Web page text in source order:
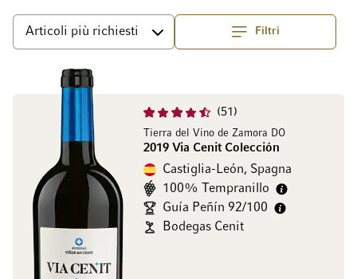
Filtri
Ordina per Superiore
51
Tierra del Vino de Zamora DO
2019 Via Cenit Colección
Castiglia-León, Spagna
100% Tempranillo
Guía Peñín 92/100
Bodegas Cenit